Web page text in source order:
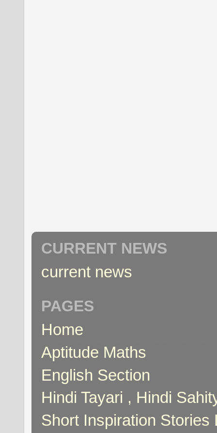
CURRENT NEWS
current news
PAGES
Home
Aptitude Maths
English Section
Hindi Tayari , Hindi
Short Inspiration Stories